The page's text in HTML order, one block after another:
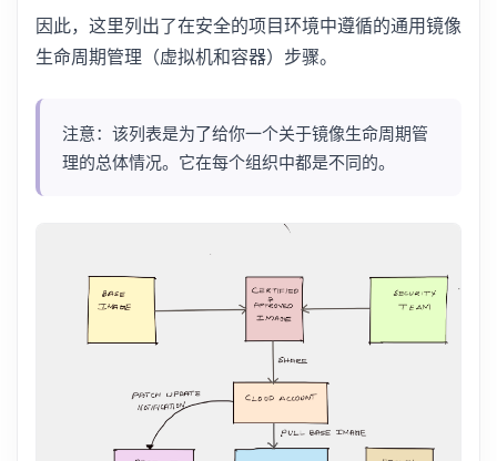
因此，这里列出了在安全的项目环境中遵循的通用镜像
生命周期管理（虚拟机和容器）步骤。
注意：该列表是为了给你一个关于镜像生命周期管
理的总体情况。它在每个组织中都是不同的。